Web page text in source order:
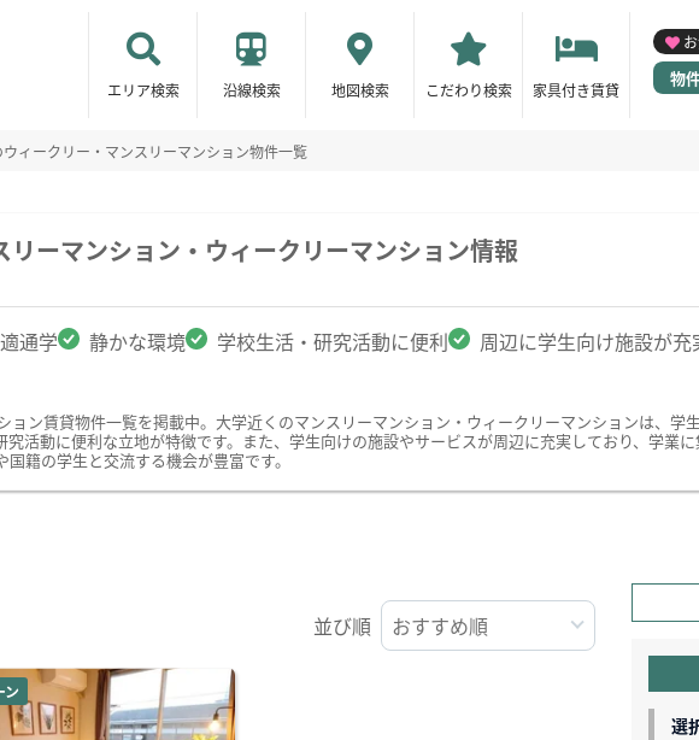
エリア検索 沿線検索 地図検索 こだわり検索 家具付き賃貸
物
ィークリー・マンスリーマンション物件一覧
ーマンション・ウィークリーマンション情報
通学 静かな環境 学校生活・研究活動に便利 周辺に学生向け施設が充
ン賃貸物件一覧を掲載中。大学近くのマンスリーマンション・ウィークリーマンションは、学
活動に便利な立地が特徴です。また、学生向けの施設やサービスが周辺に充実しており、学業
籍の学生と交流する機会が豊富です。
並び順
ン
選